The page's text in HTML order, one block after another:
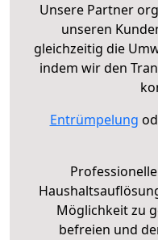
Unsere Partner
unseren
gleichzeitig die
indem wir den
Entrümpelung
Möglichkeit zu
befreien und